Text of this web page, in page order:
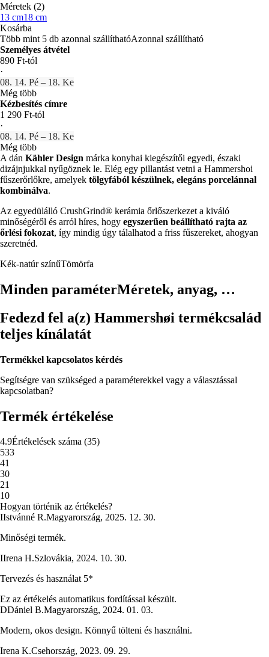
Méretek (2)
13 cm18 cm
Kosárba
Több mint 5 db azonnal szállíthatóAzonnal szállítható
Személyes átvétel
890 Ft-tól
·
08. 14. Pé – 18. Ke
Még több
Kézbesítés címre
1 290 Ft-tól
·
08. 14. Pé – 18. Ke
Még több
A dán Kähler Design márka konyhai kiegészítői egyedi, északi
dizájnjukkal nyűgöznek le. Elég egy pillantást vetni a Hammershoi
fűszerőrlőkre, amelyek tölgyfából készülnek, elegáns porcelánnal
kombinálva.
Az egyedülálló CrushGrind® kerámia őrlőszerkezet a kiváló
minőségéről és arról híres, hogy egyszerűen beállítható rajta az
őrlési fokozat, így mindig úgy tálalhatod a friss fűszereket, ahogyan
szeretnéd.
Kék-natúr színűTömörfa
Minden paraméterMéretek, anyag, …
Fedezd fel a(z) Hammershøi termékcsalád
teljes kínálatát
Termékkel kapcsolatos kérdés
Segítségre van szükséged a paraméterekkel vagy a választással
kapcsolatban?
Termék értékelése
4.9Értékelések száma (35)
533
41
30
21
10
Hogyan történik az értékelés?
IIstvánné R.Magyarország, 2025. 12. 30.
Minőségi termék.
IIrena H.Szlovákia, 2024. 10. 30.
Tervezés és használat 5*
Ez az értékelés automatikus fordítással készült.
DDániel B.Magyarország, 2024. 01. 03.
Modern, okos design. Könnyű tölteni és használni.
Irena K.Csehország, 2023. 09. 29.